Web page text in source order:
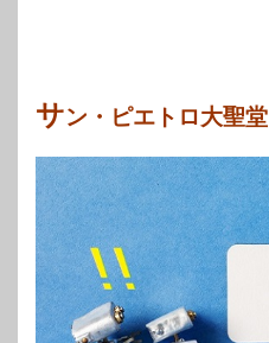
サン・ピエトロ大聖堂